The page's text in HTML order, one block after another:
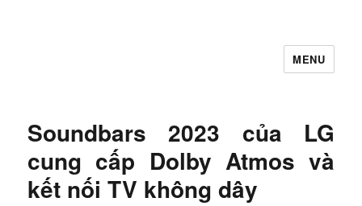
MENU
Soundbars 2023 của LG
cung cấp Dolby Atmos và
kết nối TV không dây